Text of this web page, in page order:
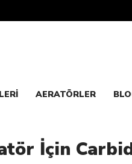
AERATÖRLER
İçin